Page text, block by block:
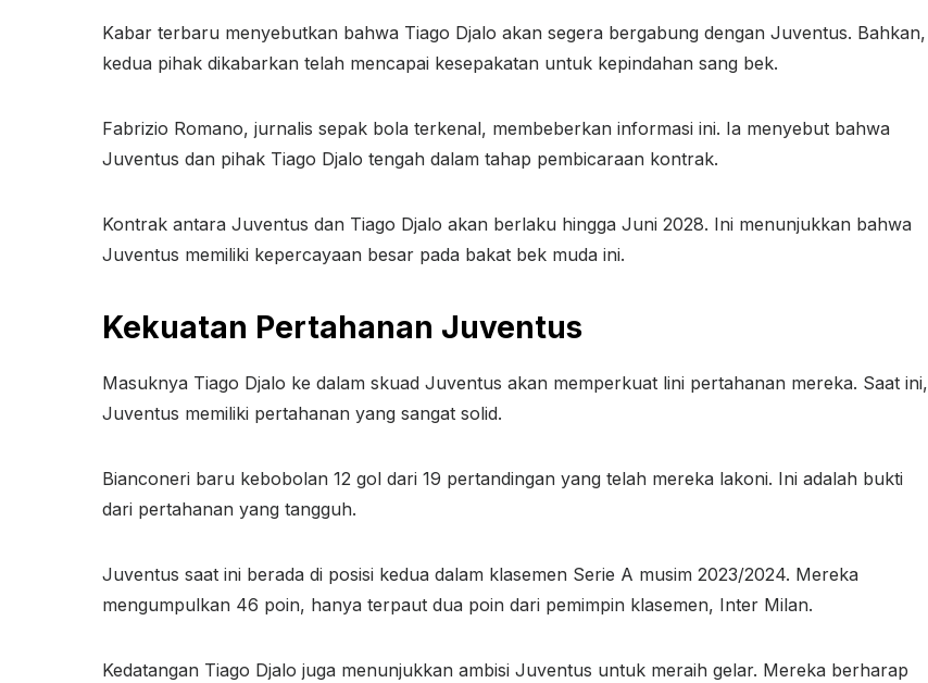
Kabar terbaru menyebutkan bahwa Tiago Djalo akan segera bergabung dengan Juventus. Bahkan,
kedua pihak dikabarkan telah mencapai kesepakatan untuk kepindahan sang bek.
Fabrizio Romano, jurnalis sepak bola terkenal, membeberkan informasi ini. Ia menyebut bahwa
Juventus dan pihak Tiago Djalo tengah dalam tahap pembicaraan kontrak.
Kontrak antara Juventus dan Tiago Djalo akan berlaku hingga Juni 2028. Ini menunjukkan bahwa
Juventus memiliki kepercayaan besar pada bakat bek muda ini.
Kekuatan Pertahanan Juventus
Masuknya Tiago Djalo ke dalam skuad Juventus akan memperkuat lini pertahanan mereka. Saat ini,
Juventus memiliki pertahanan yang sangat solid.
Bianconeri baru kebobolan 12 gol dari 19 pertandingan yang telah mereka lakoni. Ini adalah bukti
dari pertahanan yang tangguh.
Juventus saat ini berada di posisi kedua dalam klasemen Serie A musim 2023/2024. Mereka
mengumpulkan 46 poin, hanya terpaut dua poin dari pemimpin klasemen, Inter Milan.
Kedatangan Tiago Djalo juga menunjukkan ambisi Juventus untuk meraih gelar. Mereka berharap